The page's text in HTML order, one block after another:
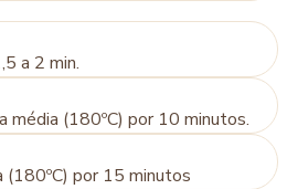
a 2 min.
média (180ºC) por 10 minutos.
(180ºC) por 15 minutos